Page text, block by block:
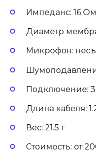
Импеданс: 16 Ом
Диаметр
Микрофон:
Подключение:
Длина кабеля:
Вес: 21.5 г
Стоимость: от